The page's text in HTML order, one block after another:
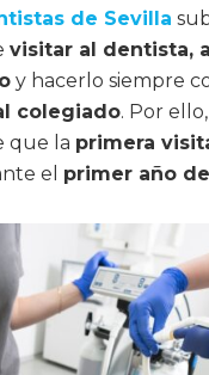
de Sevilla
visitar al dentista,
y hacerlo siempre
colegiado. Por
que la primera
el primer año